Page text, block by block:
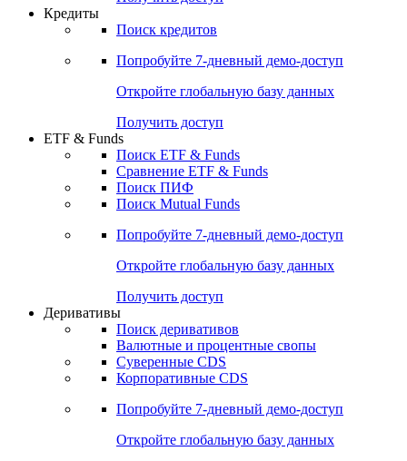
Кредиты
Поиск кредитов
Попробуйте 7-дневный демо-доступ
Откройте глобальную базу данных
Получить доступ
ETF & Funds
Поиск ETF & Funds
Сравнение ETF & Funds
Поиск ПИФ
Поиск Mutual Funds
Попробуйте 7-дневный демо-доступ
Откройте глобальную базу данных
Получить доступ
Деривативы
Поиск деривативов
Валютные и процентные свопы
Суверенные CDS
Корпоративные CDS
Попробуйте 7-дневный демо-доступ
Откройте глобальную базу данных